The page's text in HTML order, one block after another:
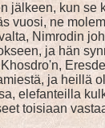
jälkeen, kun
vuosi, ne
Nimrodin
ja hän
ja heillä
elefanteilla
toisiaan